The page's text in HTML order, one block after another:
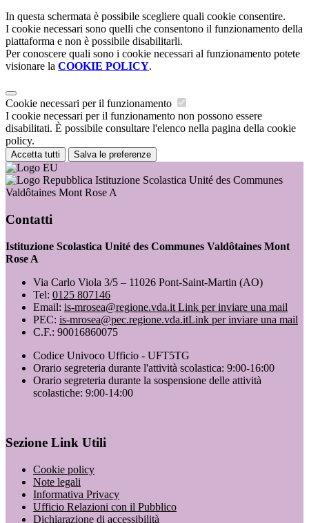
In questa schermata è possibile scegliere quali cookie consentire.
I cookie necessari sono quelli che consentono il funzionamento della
piattaforma e non è possibile disabilitarli.
Per conoscere quali sono i cookie necessari al funzionamento potete
visionare la COOKIE POLICY.
Cookie necessari per il funzionamento
I cookie necessari per il funzionamento non possono essere
disabilitati. È possibile consultare l'elenco nella pagina della cookie
policy.
Accetta tutti Salva le preferenze
Istituzione Scolastica Unité des Communes
Valdôtaines Mont Rose A
Contatti
Istituzione Scolastica Unité des Communes Valdôtaines Mont
Rose A
Via Carlo Viola 3/5 – 11026 Pont-Saint-Martin (AO)
Tel: 0125 807146
Email: is-mrosea@regione.vda.it Link per inviare una mail
PEC: is-mrosea@pec.regione.vda.itLink per inviare una mail
C.F.: 90016860075
Codice Univoco Ufficio - UFT5TG
Orario segreteria durante l'attività scolastica: 9:00-16:00
Orario segreteria durante la sospensione delle attività
scolastiche: 9:00-14:00
Sezione Link Utili
Cookie policy
Note legali
Informativa Privacy
Ufficio Relazioni con il Pubblico
Dichiarazione di accessibilità